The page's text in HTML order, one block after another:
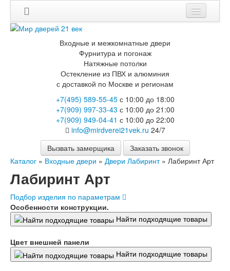
Входные и межкомнатные двери
Фурнитура и погонаж
Натяжные потолки
Остекление из ПВХ и алюминия
с доставкой по Москве и регионам
+7(495) 589-55-45с 10:00 до 18:00
+7(909) 997-33-43 с 10:00 до 21:00
+7(909) 949-04-41 с 10:00 до 22:00
info@mirdverei21vek.ru 24/7
Вызвать замерщика
Заказать звонок
Каталог » Входные двери » Двери Лабиринт» Лабиринт Арт
Лабиринт Арт
Подбор изделия по параметрам
Особенности конструкции.
Найти подходящие товары
Цвет внешней панели
Найти подходящие товары